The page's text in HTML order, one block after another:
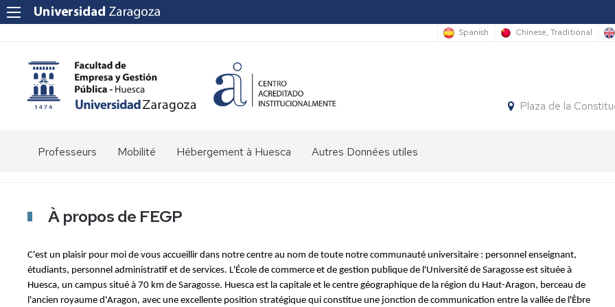
Spanish Chinese, Traditional
Plaza de la
menu_fr
Professeurs Mobilité Hébergement à Huesca Autres Données utiles
À propos de FEGP
C'est un plaisir pour moi de vous accueillir dans notre centre au nom de toute notre communauté universitaire : personnel enseignant,
étudiants, personnel administratif et de services. L'École de commerce et de gestion publique de l'Université de Saragosse est située à
Huesca, un campus situé à 70 km de Saragosse. Huesca est la capitale et le centre géographique de la région du Haut-Aragon, berceau de
l'ancien royaume d'Aragon, avec une excellente position stratégique qui constitue une jonction de communication entre la vallée de l'Èbre